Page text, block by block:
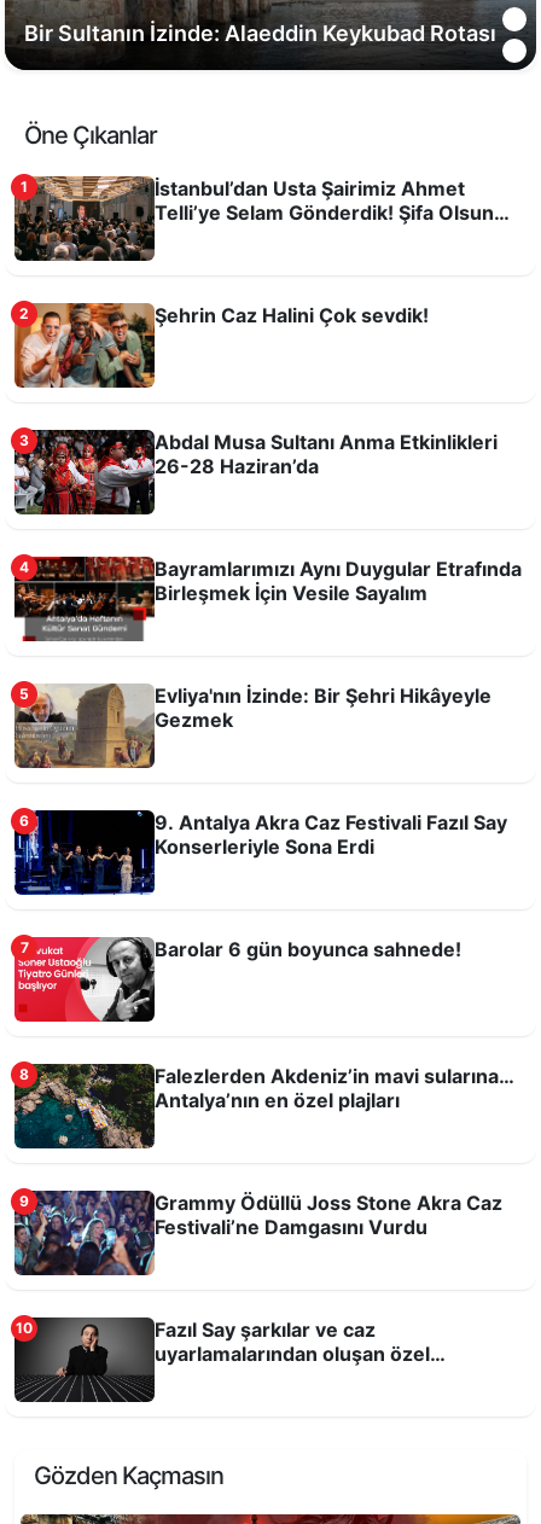
Bir Sultanın İzinde: Alaeddin Keykubad Rotası
Antalya Oyuncak Müzesi 7’den 70’e
ziyaretçilerini ağırlıyor
Hıdırlık Kulesi yeniden Antalyalılarla buluştu
Falezlerden Akdeniz’in mavi sularına…
Antalya’nın en özel plajları
Barolar 6 gün boyunca sahnede!
Öne Çıkanlar
1
İstanbul’dan Usta Şairimiz Ahmet
Telli’ye Selam Gönderdik! Şifa Olsun
2 Şehrin Caz Halini Çok sevdik!
3
Abdal Musa Sultanı Anma Etkinlikleri
26-28 Haziran’da
4
Bayramlarımızı Aynı Duygular Etrafında
Birleşmek İçin Vesile Sayalım
5
Evliya'nın İzinde: Bir Şehri Hikâyeyle
Gezmek
6
9. Antalya Akra Caz Festivali Fazıl Say
Konserleriyle Sona Erdi
7 Barolar 6 gün boyunca sahnede!
8
Falezlerden Akdeniz’in mavi sularına…
Antalya’nın en özel plajları
9
Grammy Ödüllü Joss Stone Akra Caz
Festivali’ne Damgasını Vurdu
10
Fazıl Say şarkılar ve caz
uyarlamalarından oluşan özel
Gözden Kaçmasın